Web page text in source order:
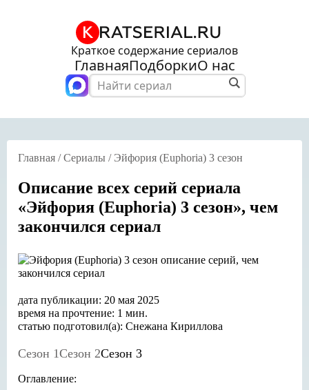
Краткое содержание сериалов
ГлавнаяПодборкиО нас
Главная /Сериалы / Эйфория (Euphoria) 3 сезон
Описание всех серий сериала
«Эйфория (Euphoria) 3 сезон», чем
закончился сериал
дата публикации: 20 мая 2025
время на прочтение: 1 мин.
статью подготовил(а): Снежана Кириллова
Сезон 1Сезон 2Сезон 3
Оглавление: